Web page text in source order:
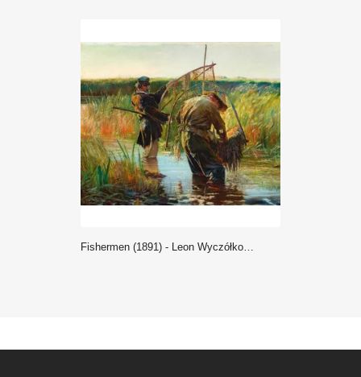
Fishermen (1891) - Leon Wyczółkowski